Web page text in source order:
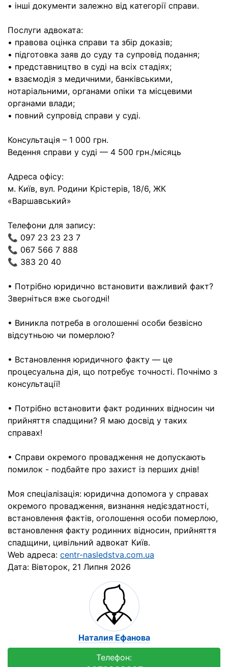
• інші документи залежно від категорії справи.
Послуги адвоката:
• правова оцінка справи та збір доказів;
• підготовка заяв до суду та супровід подання;
• представництво в суді на всіх стадіях;
• взаємодія з медичними, банківськими,
нотаріальними, органами опіки та місцевими
органами влади;
• повний супровід справи у суді.
Консультація – 1 000 грн.
Ведення справи у суді — 4 500 грн./місяць
Адреса офісу:
м. Київ, вул. Родини Крістерів, 18/6, ЖК
«Варшавський»
Телефони для запису:
📞 097 23 23 23 7
📞 067 566 7 888
📞 383 20 40
• Потрібно юридично встановити важливий факт?
Зверніться вже сьогодні!
• Виникла потреба в оголошенні особи безвісно
відсутньою чи померлою?
• Встановлення юридичного факту — це
процесуальна дія, що потребує точності. Почнімо з
консультації!
• Потрібно встановити факт родинних відносин чи
прийняття спадщини? Я маю досвід у таких
справах!
• Справи окремого провадження не допускають
помилок - подбайте про захист із перших днів!
Моя спеціалізація: юридична допомога у справах
окремого провадження, визнання недієздатності,
встановлення фактів, оголошення особи померлою,
встановлення факту родинних відносин, прийняття
спадщини, цивільний адвокат Київ.
Web адреса: centr-nasledstva.com.ua
Дата: Вівторок, 21 Липня 2026
Наталия Ефанова
Телефон: